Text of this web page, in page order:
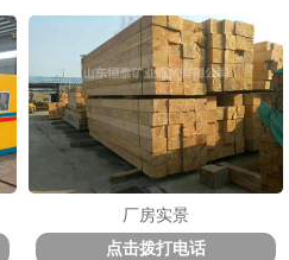
厂房实景
点击拨打电话